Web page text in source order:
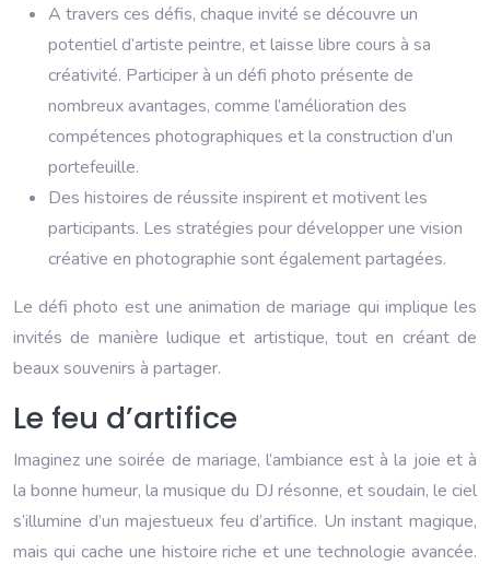
A travers ces défis, chaque invité se découvre un
potentiel d’artiste peintre, et laisse libre cours à sa
créativité. Participer à un défi photo présente de
nombreux avantages, comme l’amélioration des
compétences photographiques et la construction d’un
portefeuille.
Des histoires de réussite inspirent et motivent les
participants. Les stratégies pour développer une vision
créative en photographie sont également partagées.
Le défi photo est une animation de mariage qui implique les
invités de manière ludique et artistique, tout en créant de
beaux souvenirs à partager.
Le feu d’artifice
Imaginez une soirée de mariage, l’ambiance est à la joie et à
la bonne humeur, la musique du DJ résonne, et soudain, le ciel
s’illumine d’un majestueux feu d’artifice. Un instant magique,
mais qui cache une histoire riche et une technologie avancée.